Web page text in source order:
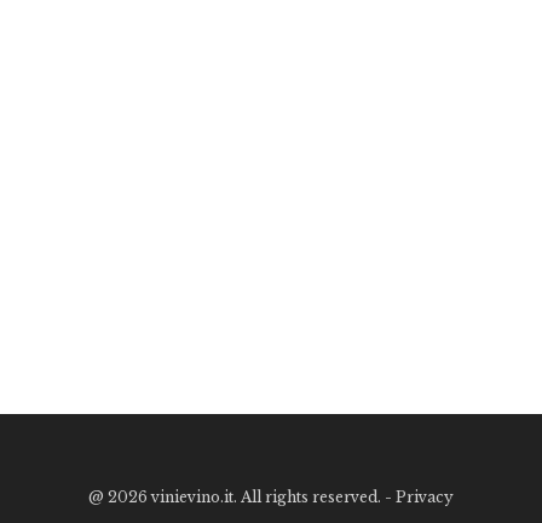
@ 2026 vinievino.it. All rights reserved. - Privacy